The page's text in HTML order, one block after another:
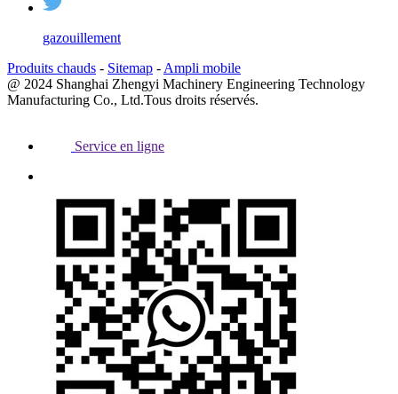
gazouillement
Produits chauds - Sitemap - Ampli mobile
@ 2024 Shanghai Zhengyi Machinery Engineering Technology
Manufacturing Co., Ltd.Tous droits réservés.
Service en ligne